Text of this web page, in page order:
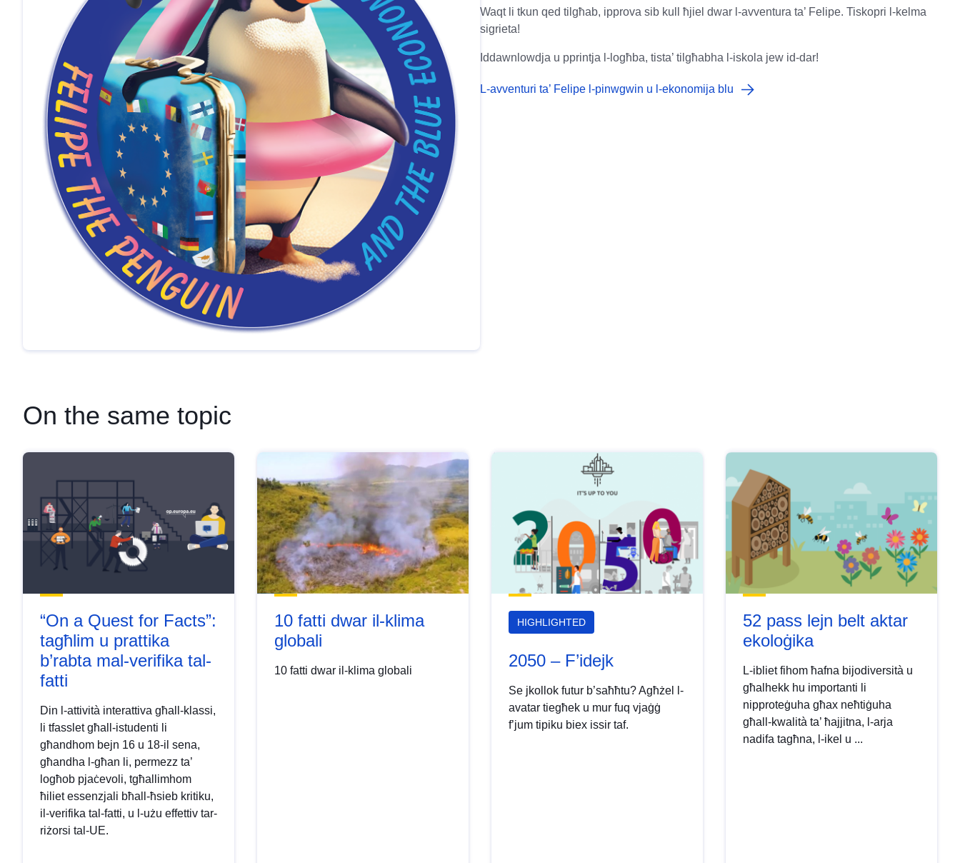
Waqt li tkun qed tilgħab, ipprova sib kull ħjiel dwar l-avventura ta’ Felipe. Tiskopri l-kelma
sigrieta!
Iddawnlowdja u pprintja l-logħba, tista’ tilgħabha l-iskola jew id-dar!
L-avventuri ta’ Felipe l-pinwgwin u l-ekonomija blu
On the same topic
“On a Quest for Facts”:
tagħlim u prattika
b’rabta mal-verifika tal-
fatti
Din l-attività interattiva għall-klassi,
li tfasslet għall-istudenti li
għandhom bejn 16 u 18-il sena,
għandha l-għan li, permezz ta’
logħob pjaċevoli, tgħallimhom
ħiliet essenzjali bħall-ħsieb kritiku,
il-verifika tal-fatti, u l-użu effettiv tar-
riżorsi tal-UE.
10 fatti dwar il-klima
globali
10 fatti dwar il-klima globali
HIGHLIGHTED
2050 – F’idejk
Se jkollok futur b’saħħtu? Agħżel l-
avatar tiegħek u mur fuq vjaġġ
f’jum tipiku biex issir taf.
52 pass lejn belt aktar
ekoloġika
L-ibliet fihom ħafna bijodiversità u
għalhekk hu importanti li
nipproteġuha għax neħtiġuha
għall-kwalità ta’ ħajjitna, l-arja
nadifa tagħna, l-ikel u ...